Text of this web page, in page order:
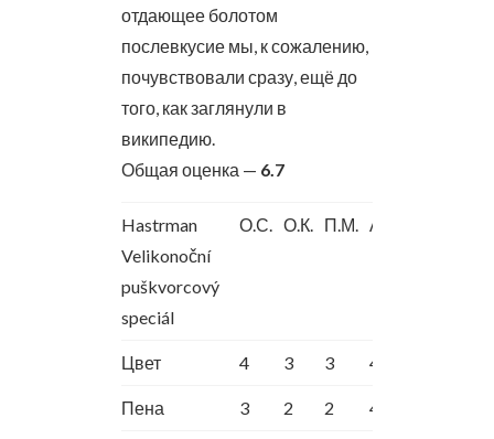
отдающее болотом
послевкусие мы, к сожалению,
почувствовали сразу, ещё до
того, как заглянули в
википедию.
Общая оценка — 6.7
Hastrman
Velikonoční
puškvorcový
speciál
О.С. О.К. П.М. А.Ш.
Цвет 4 3 3 4
Пена 3 2 2 4